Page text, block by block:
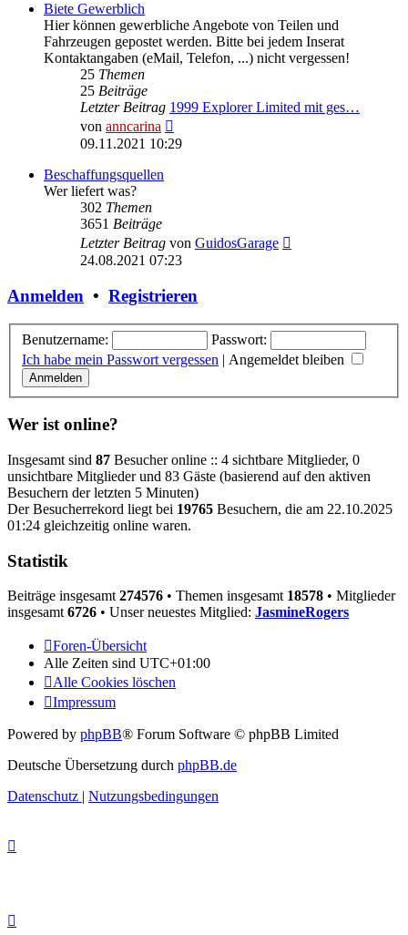
Biete Gewerblich
Hier können gewerbliche Angebote von Teilen und
Fahrzeugen gepostet werden. Bitte bei jedem Inserat
Kontaktangaben (eMail, Telefon, ...) nicht vergessen!
25 Themen
25 Beiträge
Letzter Beitrag 1999 Explorer Limited mit ges…
von anncarina
Beitrag
09.11.2021 10:29
Beschaffungsquellen
Wer liefert was?
302 Themen
3651 Beiträge
Letzter Beitrag von GuidosGarage
24.08.2021 07:23
Anmelden • Registrieren
Benutzername:
Passwort:
Ich habe mein Passwort vergessen | Angemeldet bleiben
Wer ist online?
Insgesamt sind 87 Besucher online :: 4 sichtbare Mitglieder, 0
unsichtbare Mitglieder und 83 Gäste (basierend auf den aktiven
Besuchern der letzten 5 Minuten)
Der Besucherrekord liegt bei 19765 Besuchern, die am 22.10.2025
01:24 gleichzeitig online waren.
Statistik
Beiträge insgesamt 274576 • Themen insgesamt 18578 • Mitglieder
insgesamt 6726 • Unser neuestes Mitglied: JasmineRogers
Foren-Übersicht
Alle Zeiten sind UTC+01:00
Alle Cookies löschen
Impressum
Powered by phpBB® Forum Software © phpBB Limited
Deutsche Übersetzung durch phpBB.de
Datenschutz | Nutzungsbedingungen